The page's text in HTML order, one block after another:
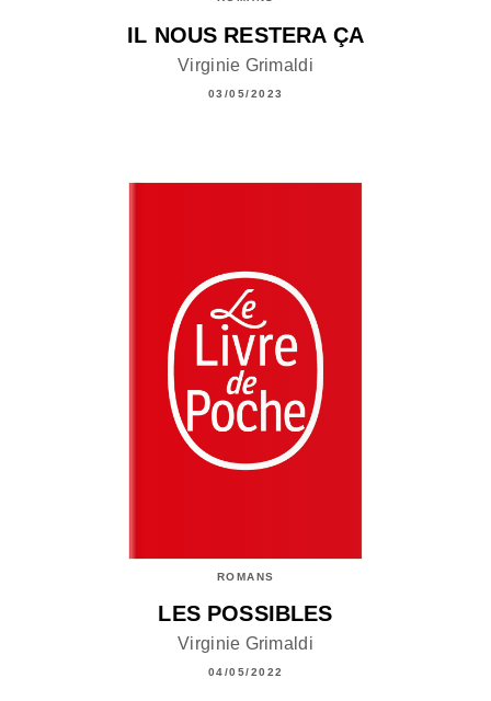
IL NOUS RESTERA ÇA
Virginie Grimaldi
03/05/2023
ROMANS
LES POSSIBLES
Virginie Grimaldi
04/05/2022